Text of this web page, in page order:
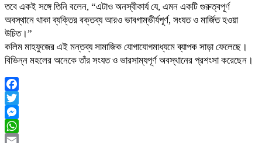
তবে একই সঙ্গে তিনি বলেন, “এটাও অনস্বীকার্য যে, এমন একটি গুরুত্বপূর্ণ
অবস্থানে থাকা ব্যক্তির বক্তব্য আরও ভাবগাম্ভীর্যপূর্ণ, সংযত ও মার্জিত হওয়া
উচিত।”
কলিম মাহফুজের এই মন্তব্য সামাজিক যোগাযোগমাধ্যমে ব্যাপক সাড়া ফেলেছে।
বিভিন্ন মহলের অনেকে তাঁর সংযত ও ভারসাম্যপূর্ণ অবস্থানের প্রশংসা করেছেন।
Facebook
Twitter
Messenger
WhatsApp